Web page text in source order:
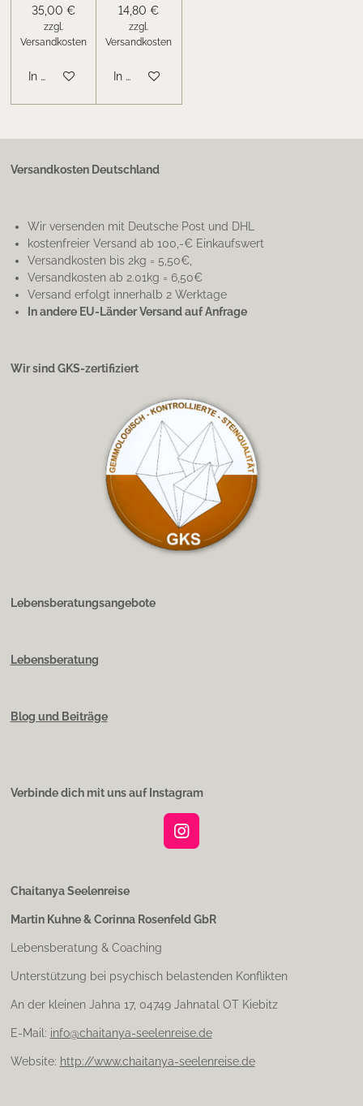
35,00 €
zzgl.
Versandkosten
In den Warenkorb
14,80 €
zzgl.
Versandkosten
In den Warenkorb
Versandkosten Deutschland
Wir versenden mit Deutsche Post und DHL
kostenfreier Versand ab 100,-€ Einkaufswert
Versandkosten bis 2kg = 5,50€,
Versandkosten ab 2.01kg = 6,50€
Versand erfolgt innerhalb 2 Werktage
In andere EU-Länder Versand auf Anfrage
Wir sind GKS-zertifiziert
Lebensberatungsangebote
Lebensberatung
Blog und Beiträge
Verbinde dich mit uns auf Instagram
I
g
m
Chaitanya Seelenreise
Martin Kuhne & Corinna Rosenfeld GbR
Lebensberatung & Coaching
Unterstützung bei psychisch belastenden Konflikten
An der kleinen Jahna 17, 04749 Jahnatal OT Kiebitz
E-Mail: info@chaitanya-seelenreise.de
Website: http://www.chaitanya-seelenreise.de